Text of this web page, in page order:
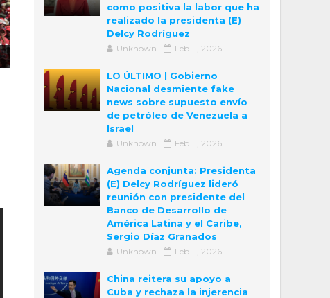
como positiva la labor que ha
realizado la presidenta (E)
Delcy Rodríguez
Unknown Feb 11, 2026
LO ÚLTIMO | Gobierno
Nacional desmiente fake
news sobre supuesto envío
de petróleo de Venezuela a
Israel
Unknown Feb 11, 2026
Agenda conjunta: Presidenta
(E) Delcy Rodríguez lideró
reunión con presidente del
Banco de Desarrollo de
América Latina y el Caribe,
Sergio Díaz Granados
Unknown Feb 11, 2026
China reitera su apoyo a
Cuba y rechaza la injerencia